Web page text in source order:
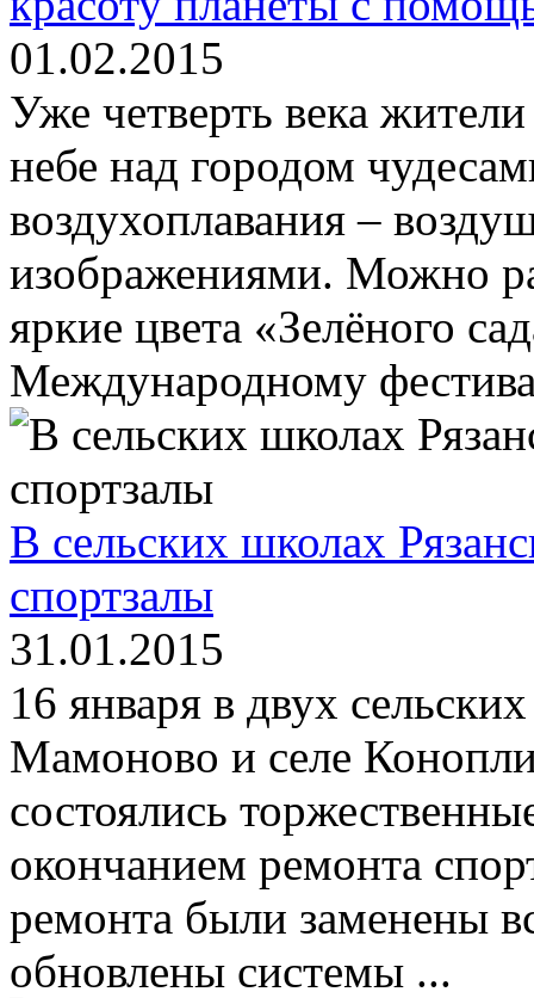
01.02.2015
Уже четверть века
небе над городом
воздухоплавания –
изображениями. Можно
яркие цвета «Зелёного
Международному
В сельских школах
спортзалы
31.01.2015
16 января в двух
Мамоново и селе
состоялись
окончанием ремонта
ремонта были заменены
обновлены системы ...